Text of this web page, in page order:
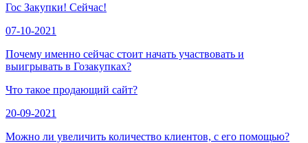
Гос Закупки! Сейчас!
07-10-2021
Почему именно сейчас стоит начать участвовать и
выигрывать в Гозакупках?
Что такое продающий сайт?
20-09-2021
Можно ли увеличить количество клиентов, с его помощью?